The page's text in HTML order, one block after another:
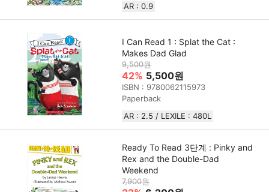
AR : 0.9
I Can Read 1 : Splat the Cat :
Makes Dad Glad
9,500원
42% 5,500원
ISBN : 9780062115973
Paperback
AR : 2.5 / LEXILE : 480L
Ready To Read 3단계 : Pinky and
Rex and the Double-Dad
Weekend
7,900원